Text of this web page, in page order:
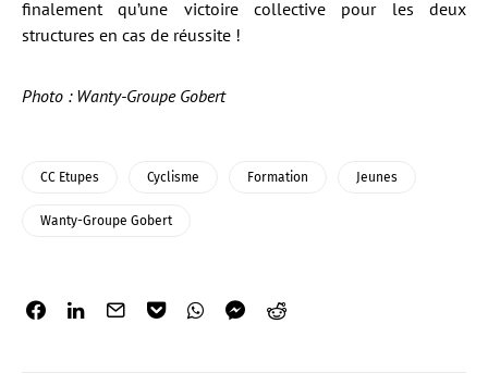
finalement qu’une victoire collective pour les deux
structures en cas de réussite !
Photo : Wanty-Groupe Gobert
CC Etupes Cyclisme Formation Jeunes
Wanty-Groupe Gobert